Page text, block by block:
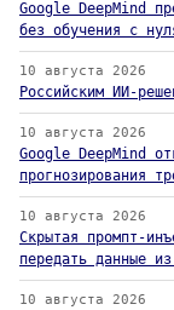
Google DeepMind
без обучения с
10 августа 2026
Российским ИИ-
10 августа 2026
Google DeepMind
прогнозирования
10 августа 2026
Скрытая промпт-
передать данные
10 августа 2026